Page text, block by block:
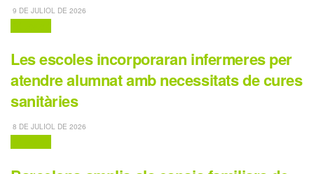
9 DE JULIOL DE 2026
Les escoles incorporaran infermeres per
atendre alumnat amb necessitats de cures
sanitàries
8 DE JULIOL DE 2026